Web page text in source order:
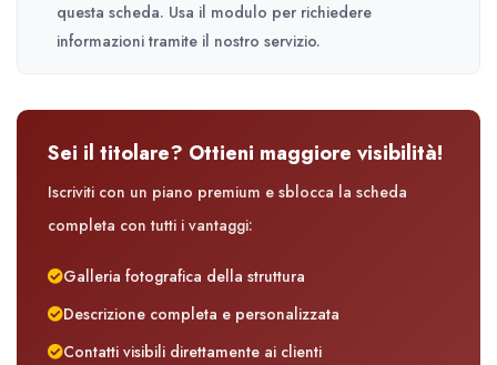
questa scheda. Usa il modulo per richiedere
informazioni tramite il nostro servizio.
Sei il titolare? Ottieni maggiore visibilità!
Iscriviti con un piano premium e sblocca la scheda
completa con tutti i vantaggi:
Galleria fotografica della struttura
Descrizione completa e personalizzata
Contatti visibili direttamente ai clienti